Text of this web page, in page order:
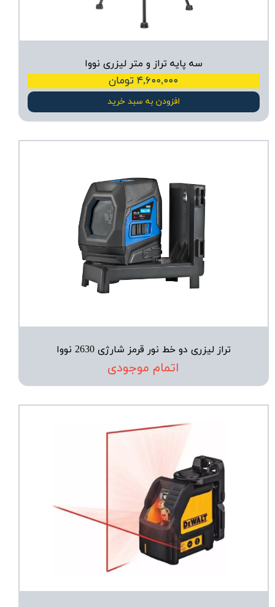
سه پایه تراز و متر لیزری نووا
۴,۶۰۰,۰۰۰ تومان
افزودن به سبد خرید
تراز لیزری دو خط نور قرمز شارژی 2630 نووا
اتمام موجودی